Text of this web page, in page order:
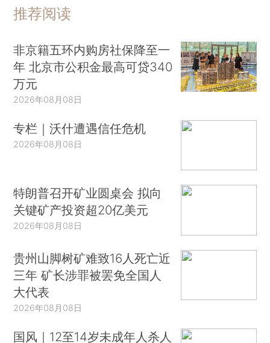
推荐阅读
非京籍五环内购房社保降至一
年 北京市公积金最高可贷340
万元
2026年08月08日
专栏｜沃什遭遇信任危机
2026年08月08日
特朗普召开矿业圆桌会 拟向
关键矿产投资超20亿美元
2026年08月08日
贵州山脚树矿难致16人死亡近
三年 矿长涉罪被罢免全国人
大代表
2026年08月08日
国风｜12至14岁未成年人杀人